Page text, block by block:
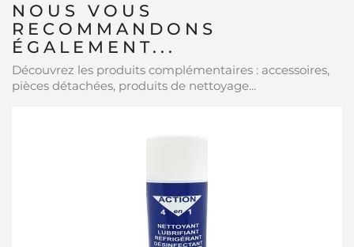
NOUS VOUS
RECOMMANDONS
ÉGALEMENT...
Découvrez les produits complémentaires : accessoires,
pièces détachées, produits de nettoyage...